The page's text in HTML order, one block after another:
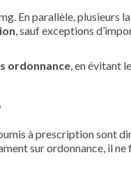
En parallèle, plusieurs
, sauf exceptions
ordonnance, en évitant
à prescription sont
sur ordonnance, il